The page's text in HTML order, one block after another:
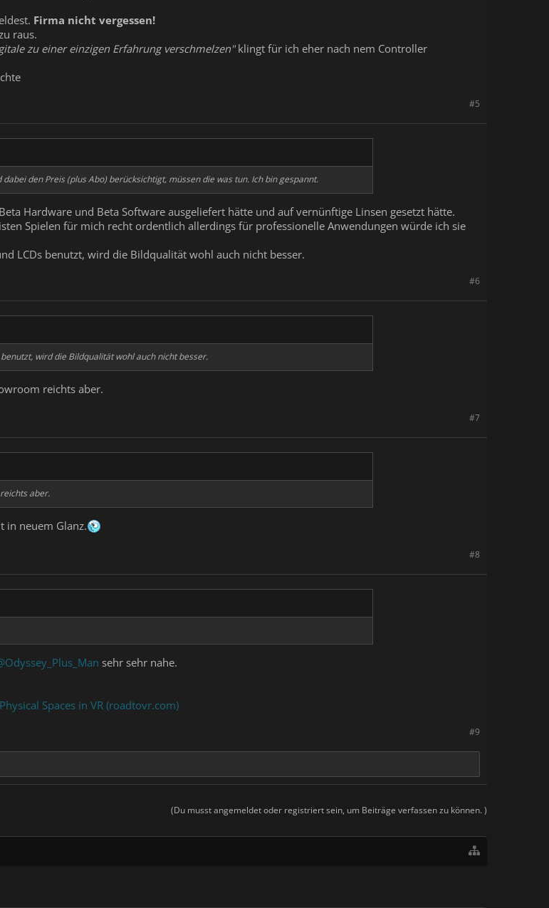
Firma nicht vergessen!
raus.
zu einer einzigen Erfahrung verschmelzen"klingt für ich eher nach nem Controller
#5
den Preis (plus Abo) berücksichtigt, müssen die was tun. Ich bin gespannt.
Hardware und Beta Software ausgeliefert hätte und auf vernünftige Linsen gesetzt hätte.
Spielen für mich recht ordentlich allerdings für professionelle Anwendungen würde ich sie
LCDs benutzt, wird die Bildqualität wohl auch nicht besser.
#6
wird die Bildqualität wohl auch nicht besser.
reichts aber.
#7
aber.
in neuem Glanz.
#8
sehr sehr nahe.
Spaces in VR (roadtovr.com)
#9
(Du musst angemeldet oder registriert sein, um Beiträge verfassen zu können. )